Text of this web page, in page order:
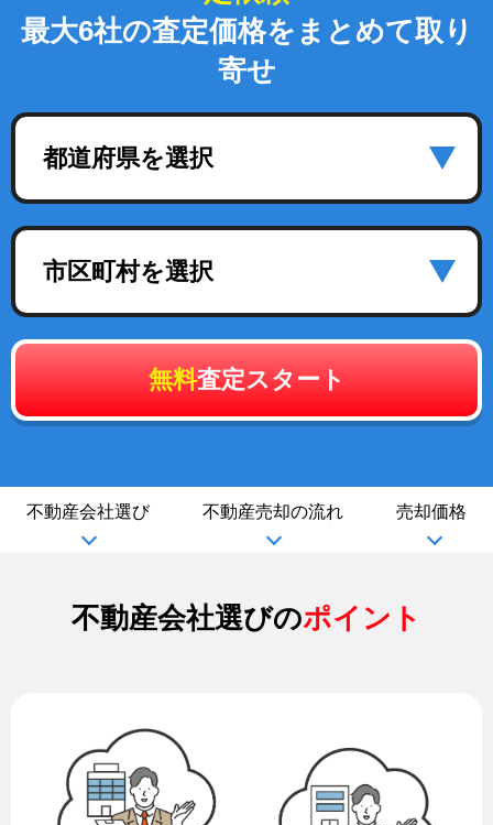
最大6社の査定価格をまとめて取り
寄せ
都道府県を選択
市区町村を選択
無料査定スタート
不動産会社選び 不動産売却の流れ 売却価格
不動産会社選びのポイント